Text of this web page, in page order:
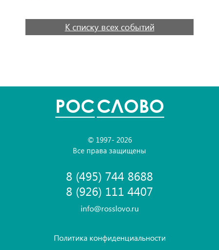
К списку всех событий
POCСЛОВО
© 1997- 2026
Все права защищены
8 (495) 744 8688
8 (926) 111 4407
info@rosslovo.ru
Политика конфиденциальности